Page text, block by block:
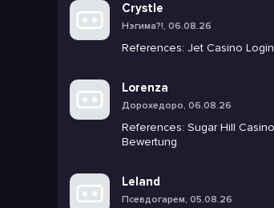
Crystle
Нэгима?!, 06.08.26
References: Jet Casino Login
Lorenza
Дорохедоро, 06.08.26
References: Sugar Hill Casino
Bewertung
Leland
Псевдогарем, 05.08.26